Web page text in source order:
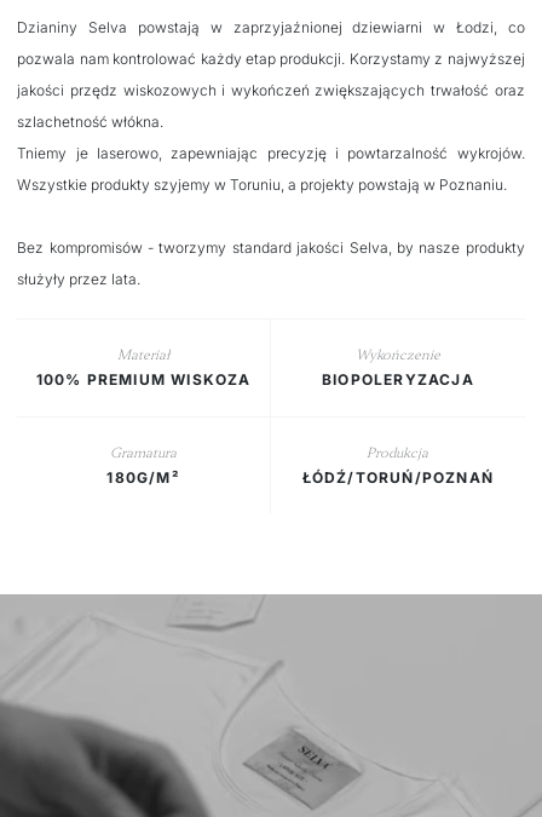
Dzianiny Selva powstają w zaprzyjaźnionej dziewiarni w Łodzi, co
pozwala nam kontrolować każdy etap produkcji. Korzystamy z najwyższej
jakości przędz wiskozowych i wykończeń zwiększających trwałość oraz
szlachetność włókna.
Tniemy je laserowo, zapewniając precyzję i powtarzalność wykrojów.
Wszystkie produkty szyjemy w Toruniu, a projekty powstają w Poznaniu.
Bez kompromisów - tworzymy standard jakości Selva, by nasze produkty
służyły przez lata.
Materiał
100% PREMIUM WISKOZA
Wykończenie
BIOPOLERYZACJA
Gramatura
180G/M²
Produkcja
ŁÓDŹ/TORUŃ/POZNAŃ